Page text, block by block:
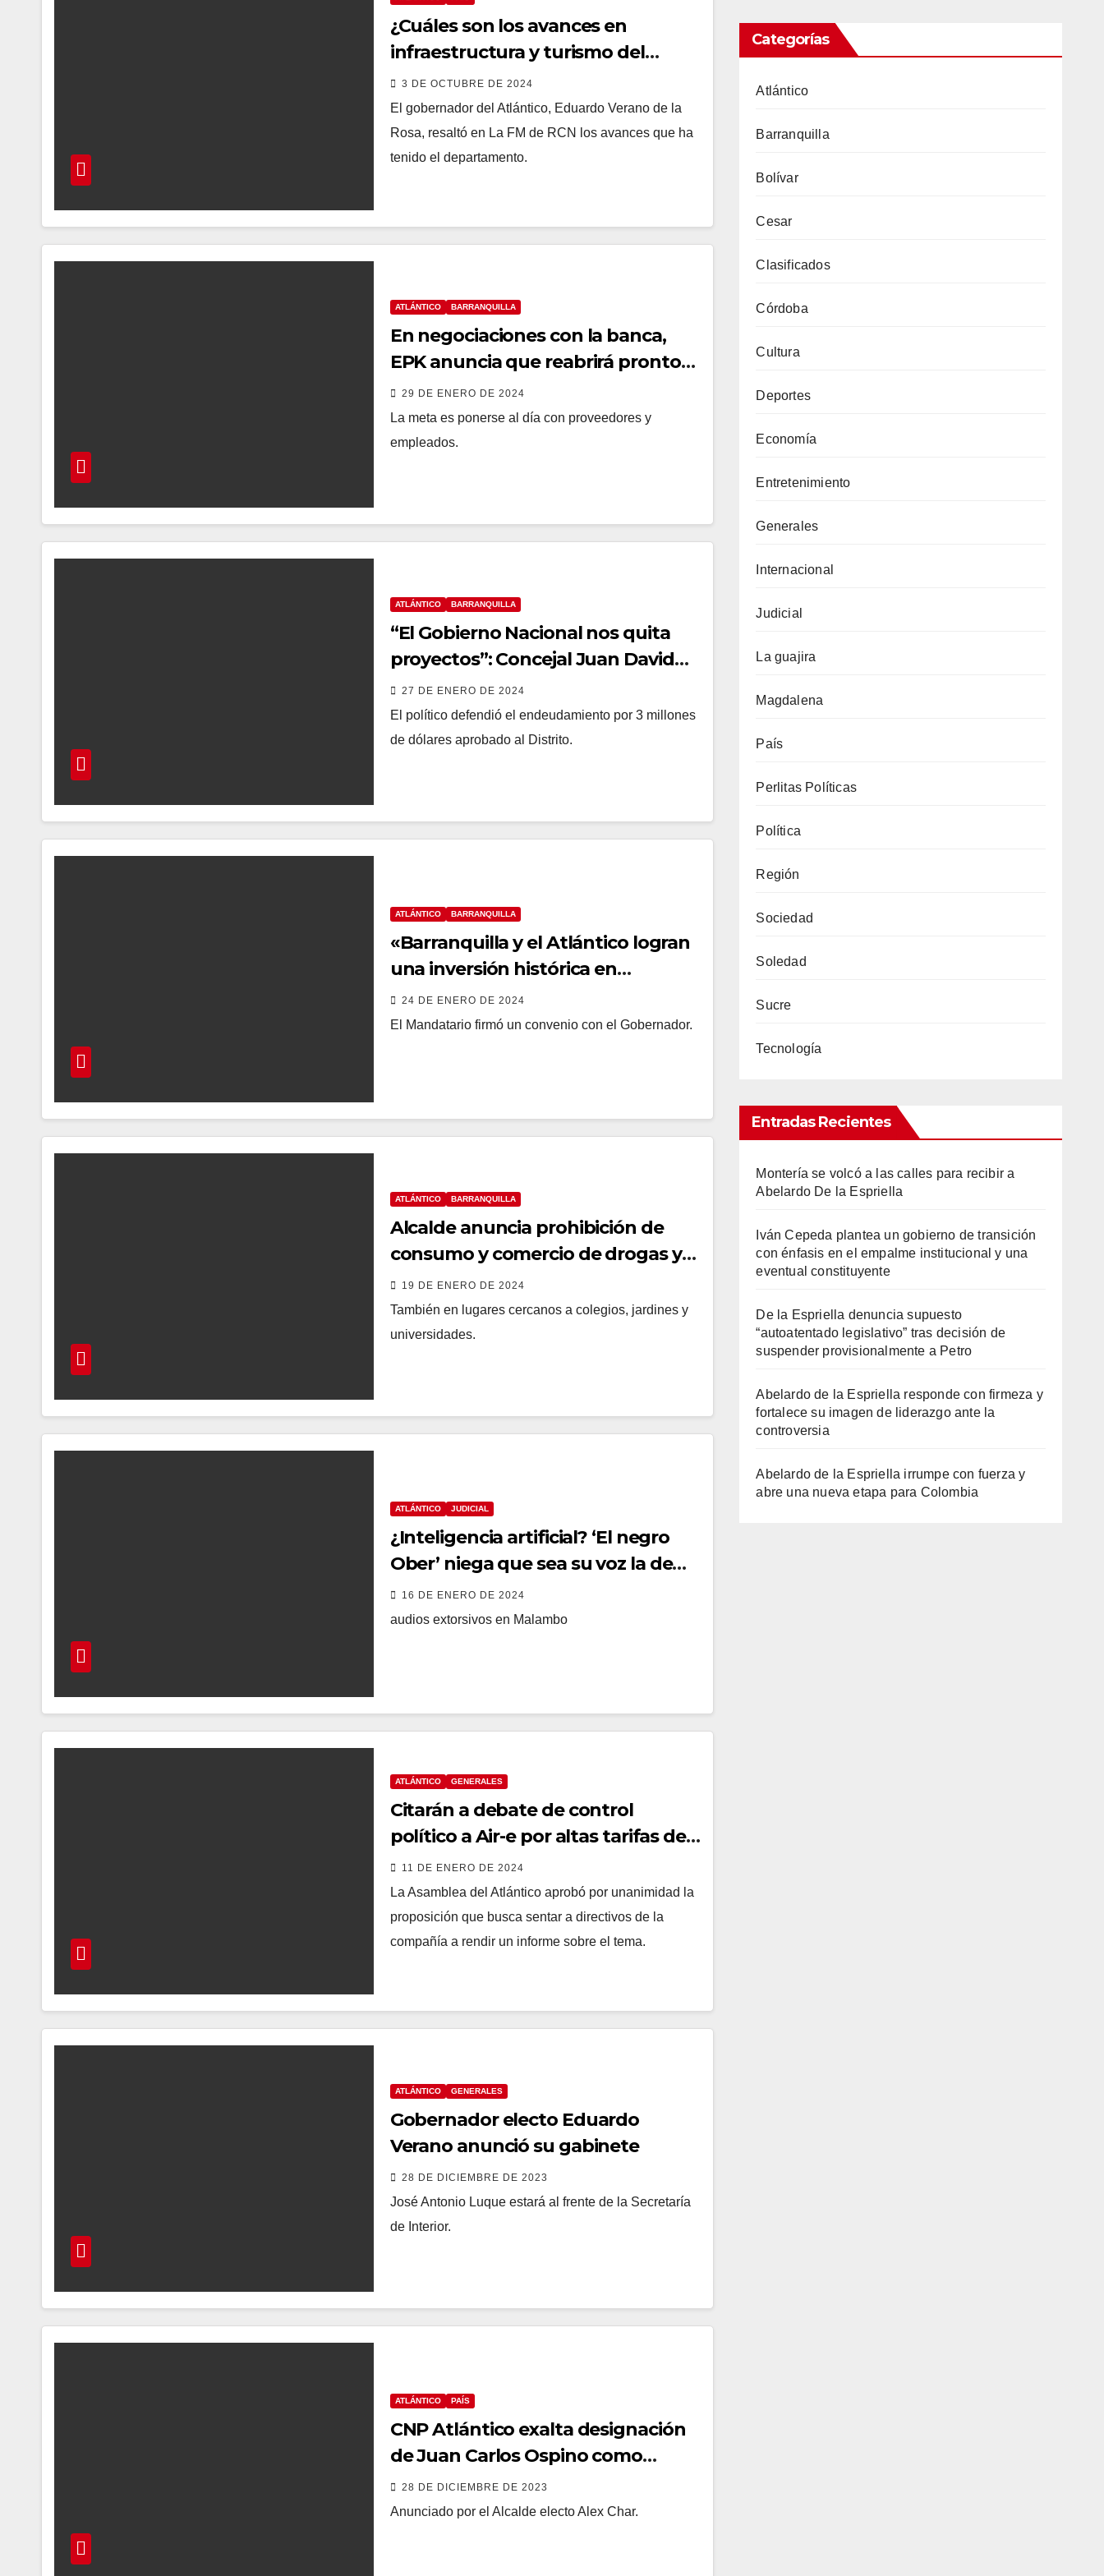
¿Cuáles son los avances en
infraestructura y turismo del
Atlántico? Gobernador responde
3 DE OCTUBRE DE 2024
El gobernador del Atlántico, Eduardo Verano de la
Rosa, resaltó en La FM de RCN los avances que ha
tenido el departamento.
ATLÁNTICO BARRANQUILLA
En negociaciones con la banca,
EPK anuncia que reabrirá pronto
sus tiendas
29 DE ENERO DE 2024
La meta es ponerse al día con proveedores y
empleados.
ATLÁNTICO BARRANQUILLA
“El Gobierno Nacional nos quita
proyectos”: Concejal Juan David
Abisambra
27 DE ENERO DE 2024
El político defendió el endeudamiento por 3 millones
de dólares aprobado al Distrito.
ATLÁNTICO BARRANQUILLA
«Barranquilla y el Atlántico logran
una inversión histórica en
seguridad»: Char
24 DE ENERO DE 2024
El Mandatario firmó un convenio con el Gobernador.
ATLÁNTICO BARRANQUILLA
Alcalde anuncia prohibición de
consumo y comercio de drogas y
alcohol en espacio público
19 DE ENERO DE 2024
También en lugares cercanos a colegios, jardines y
universidades.
ATLÁNTICO JUDICIAL
¿Inteligencia artificial? ‘El negro
Ober’ niega que sea su voz la de
audios extorsivos en Malambo
16 DE ENERO DE 2024
audios extorsivos en Malambo
ATLÁNTICO GENERALES
Citarán a debate de control
político a Air-e por altas tarifas de
energía
11 DE ENERO DE 2024
La Asamblea del Atlántico aprobó por unanimidad la
proposición que busca sentar a directivos de la
compañía a rendir un informe sobre el tema.
ATLÁNTICO GENERALES
Gobernador electo Eduardo
Verano anunció su gabinete
28 DE DICIEMBRE DE 2023
José Antonio Luque estará al frente de la Secretaría
de Interior.
ATLÁNTICO PAÍS
CNP Atlántico exalta designación
de Juan Carlos Ospino como
Secretario de Cultura
28 DE DICIEMBRE DE 2023
Anunciado por el Alcalde electo Alex Char.
Categorías
Atlántico
Barranquilla
Bolívar
Cesar
Clasificados
Córdoba
Cultura
Deportes
Economía
Entretenimiento
Generales
Internacional
Judicial
La guajira
Magdalena
País
Perlitas Políticas
Política
Región
Sociedad
Soledad
Sucre
Tecnología
Entradas Recientes
Montería se volcó a las calles para recibir a
Abelardo De la Espriella
Iván Cepeda plantea un gobierno de transición
con énfasis en el empalme institucional y una
eventual constituyente
De la Espriella denuncia supuesto
“autoatentado legislativo” tras decisión de
suspender provisionalmente a Petro
Abelardo de la Espriella responde con firmeza y
fortalece su imagen de liderazgo ante la
controversia
Abelardo de la Espriella irrumpe con fuerza y
abre una nueva etapa para Colombia